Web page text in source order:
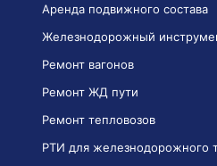
Аренда подвижного состава
Железнодорожный
Ремонт вагонов
Ремонт ЖД пути
Ремонт тепловозов
РТИ для железнодорожного